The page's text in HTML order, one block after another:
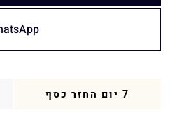
7 יום החזר כסף